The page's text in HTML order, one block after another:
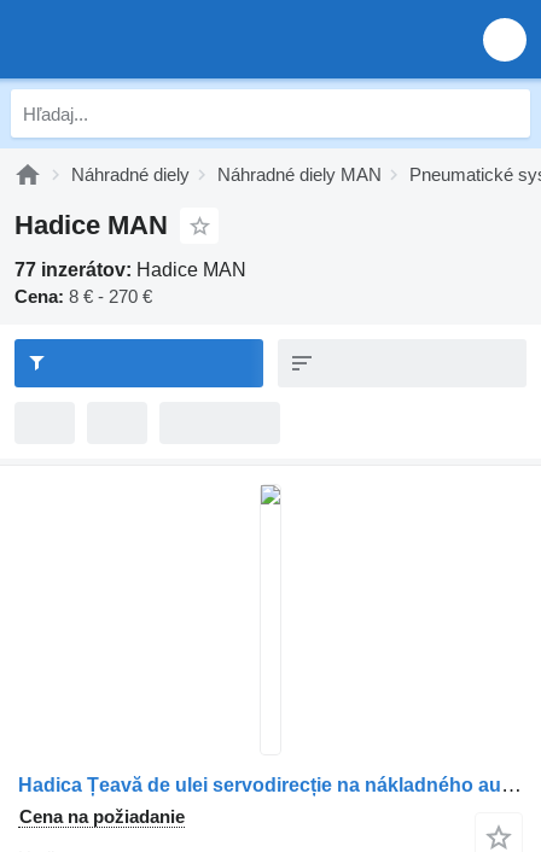
Náhradné diely Náhradné diely MAN Pneumatické
Hadice MAN
77 inzerátov: Hadice MAN
Cena: 8 € - 270 €
Hadica Țeavă de ulei servodirecție na nákladného auta MAN 06541312207 / 06540942019
Cena na požiadanie